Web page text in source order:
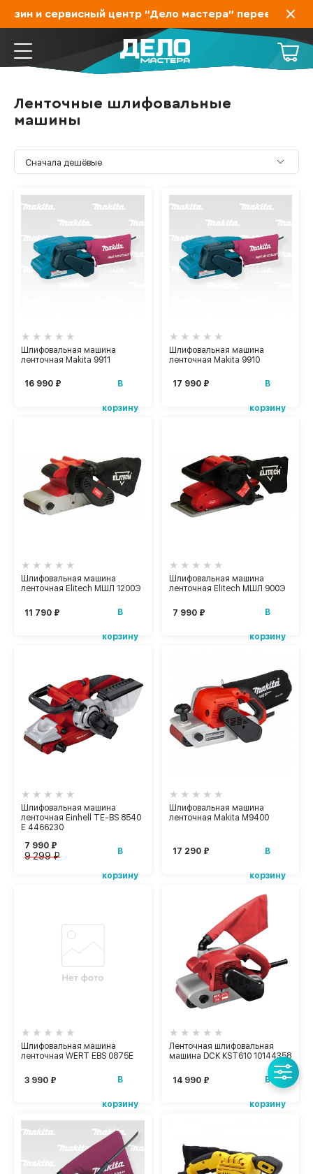
и сервисный центр "Дело мастера" переехал на
Ленточные шлифовальные
машины
Шлифовальная машина
ленточная Makita 9911
16 990 ₽ В
корзину
Шлифовальная машина
ленточная Makita 9910
17 990 ₽ В
корзину
Шлифовальная машина
ленточная Elitech МШЛ 1200Э
11 790 ₽ В
корзину
Шлифовальная машина
ленточная Elitech МШЛ 900Э
7 990 ₽ В
корзину
Шлифовальная машина
ленточная Einhell TE-BS 8540
E 4466230
7 990 ₽
9 299 ₽ В
корзину
Шлифовальная машина
ленточная Makita M9400
17 290 ₽ В
корзину
Шлифовальная машина
ленточная WERT EBS 0875E
3 990 ₽ В
корзину
Ленточная шлифовальная
машина DCK KST610 10144358
14 990 ₽ В
корзину